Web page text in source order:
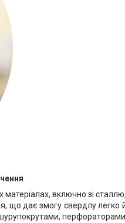
включно зі
що дає змогу свердлу легко